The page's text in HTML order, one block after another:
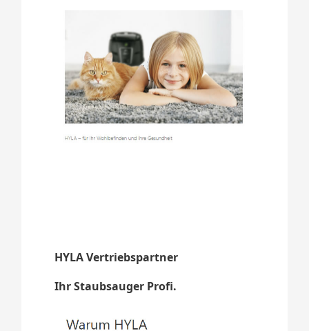
HYLA Vertriebspartner
Ihr Staubsauger Profi.